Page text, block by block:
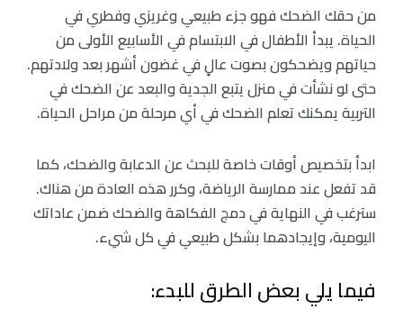
من حقك الضحك فهو جزء طبيعي وغريزي وفطري في
الحياة. يبدأ الأطفال في الابتسام في الأسابيع الأولى من
حياتهم ويضحكون بصوت عالٍ في غضون أشهر بعد ولادتهم.
حتى لو نشأت في منزل يتبع الجدية والبعد عن الضحك في
التربية يمكنك تعلم الضحك في أي مرحلة من مراحل الحياة.
ابدأ بتخصيص أوقات خاصة للبحث عن الدعابة والضحك، كما
قد تفعل عند ممارسة الرياضة، وكرر هذه العادة من هناك.
سترغب في النهاية في دمج الفكاهة والضحك ضمن عاداتك
اليومية، وإيجادهما بشكل طبيعي في كل شيء.
فيما يلي بعض الطرق للبدء: